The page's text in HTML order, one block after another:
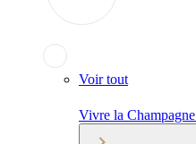
Voir tout
Vivre la Champagne